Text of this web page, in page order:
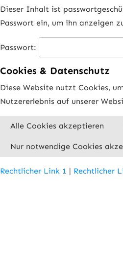
Dieser Inhalt ist
Passwort ein, um ihn anzeigen
Passwort:
Cookies & Datenschutz
Diese Website nutzt Cookies,
Nutzererlebnis auf unserer
Alle Cookies akzeptieren
Nur notwendige Cookies
Rechtlicher Link 1 | Rechtlicher